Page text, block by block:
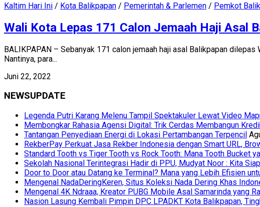
Kaltim Hari Ini / Kota Balikpapan / Pemerintah & Parlemen / Pemkot
Wali Kota Lepas 171 Calon Jemaah Haji Asal
BALIKPAPAN – Sebanyak 171 calon jemaah haji asal Balikpapan
Nantinya, para...
Juni 22, 2022
NEWSUPDATE
Legenda Putri Karang Melenu Tampil Spektakuler Lewat Video
Membongkar Rahasia Agensi Digital: Trik Cerdas Membangun
Tantangan Penyediaan Energi di Lokasi Pertambangan Terpencil
RekberPay Perkuat Jasa Rekber Indonesia dengan Smart URL,
Standard Tooth vs Tiger Tooth vs Rock Tooth: Mana Tooth Bucket
Sekolah Nasional Terintegrasi Hadir di PPU, Mudyat Noor : Kita
Door to Door atau Datang ke Terminal? Mana yang Lebih Efisien
Mengenal NadaDeringKeren, Situs Koleksi Nada Dering Khas
Mengenal 4K Ndraaa, Kreator PUBG Mobile Asal Samarinda yang
Nasion Lasung Kembali Pimpin DPC LPADKT Kota Balikpapan,